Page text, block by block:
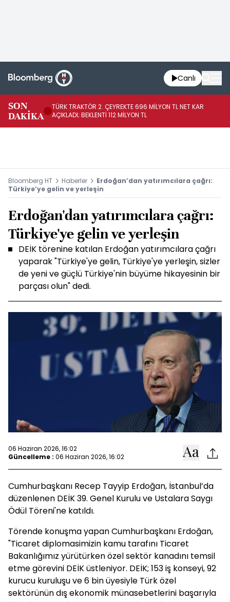
Canlı
SON
DAKİKA
TÜRK TRAKTÖR 2. ÇEYREKTE 696 MİLYON TL NET KAR
AÇIKLADI; BEKLENTİ 112 MİLYON TL
Bloomberg HT Haberler
Erdoğan’dan yatırımcılara çağrı:
Türkiye’ye gelin ve yerleşin
Erdoğan'dan yatırımcılara çağrı:
Türkiye'ye gelin ve yerleşin
DEİK törenine katılan Erdoğan yatırımcılara çağrı
yaparak "Türkiye'ye gelin, Türkiye'ye yerleşin, sizler
de yeni ve güçlü Türkiye'nin büyüme hikayesinin bir
parçası olun" dedi.
06 Haziran 2026, 16:02
Güncelleme : 06 Haziran 2026, 16:02
Cumhurbaşkanı Recep Tayyip Erdoğan, İstanbul’da
düzenlenen DEİK 39. Genel Kurulu ve Ustalara Saygı
Ödül Töreni'ne katıldı.
Törende konuşma yapan Cumhurbaşkanı Erdoğan,
"Ticaret diplomasimizin kamu tarafını Ticaret
Bakanlığımız yürütürken özel sektör kanadını temsil
etme görevini DEİK üstleniyor. DEİK; 153 iş konseyi, 92
kurucu kuruluşu ve 6 bin üyesiyle Türk özel
sektörünün dış ekonomik münasebetlerini başarıyla